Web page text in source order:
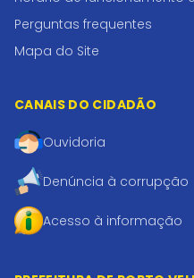
Perguntas frequentes
Mapa do Site
CANAIS DO CIDADÃO
Ouvidoria
Denúncia à corrupção
Acesso à informação